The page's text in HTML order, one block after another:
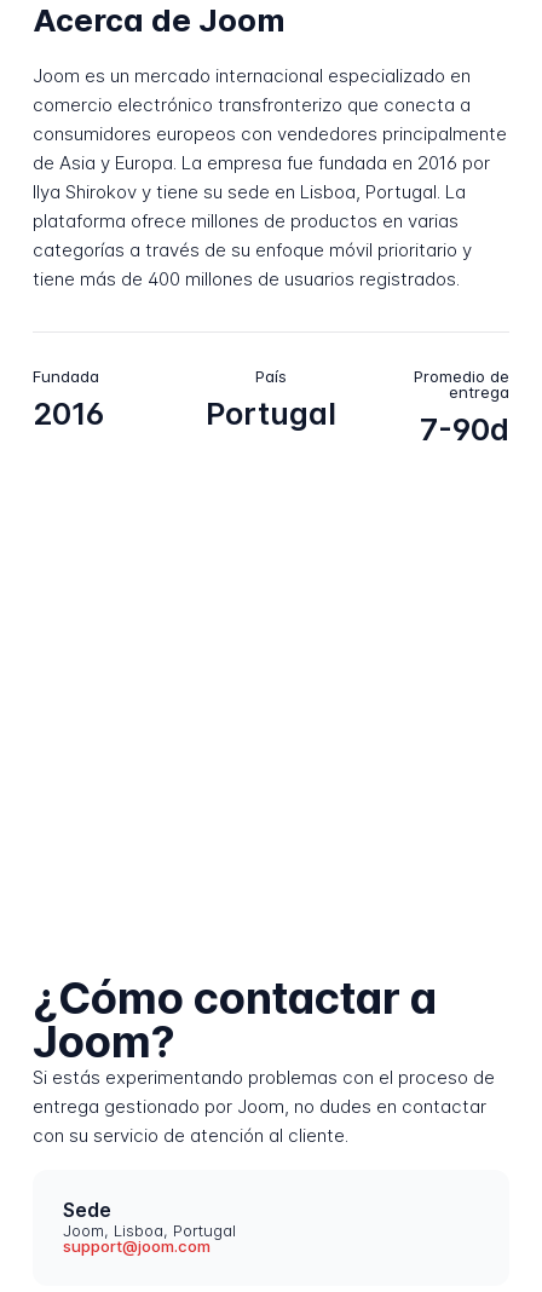
Acerca de Joom
Joom es un mercado internacional especializado en
comercio electrónico transfronterizo que conecta a
consumidores europeos con vendedores principalmente
de Asia y Europa. La empresa fue fundada en 2016 por
Ilya Shirokov y tiene su sede en Lisboa, Portugal. La
plataforma ofrece millones de productos en varias
categorías a través de su enfoque móvil prioritario y
tiene más de 400 millones de usuarios registrados.
Fundada
2016
País
Portugal
Promedio de
entrega
7-90d
¿Cómo contactar a
Joom?
Si estás experimentando problemas con el proceso de
entrega gestionado por Joom, no dudes en contactar
con su servicio de atención al cliente.
Sede
Joom, Lisboa, Portugal
support@joom.com